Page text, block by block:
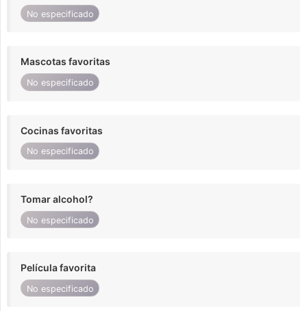
No especificado
Mascotas favoritas
No especificado
Cocinas favoritas
No especificado
Tomar alcohol?
No especificado
Película favorita
No especificado